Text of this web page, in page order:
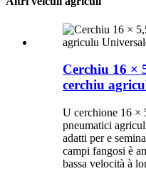
Cerchiu 16 ×
cerchiu
U cerchione 16 ×
pneumatici
adatti per e
campi fangosi è
bassa velocità à